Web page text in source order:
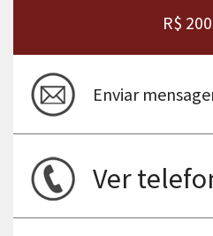
R$
Enviar
Ver